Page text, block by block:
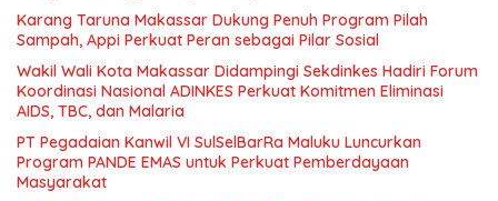
Karang Taruna Makassar Dukung Penuh Program Pilah
Sampah, Appi Perkuat Peran sebagai Pilar Sosial
Wakil Wali Kota Makassar Didampingi Sekdinkes Hadiri Forum
Koordinasi Nasional ADINKES Perkuat Komitmen Eliminasi
AIDS, TBC, dan Malaria
PT Pegadaian Kanwil VI SulSelBarRa Maluku Luncurkan
Program PANDE EMAS untuk Perkuat Pemberdayaan
Masyarakat